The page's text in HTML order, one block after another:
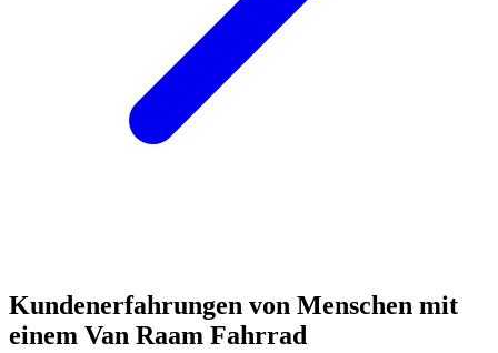
Kundenerfahrungen von Menschen mit
einem Van Raam Fahrrad